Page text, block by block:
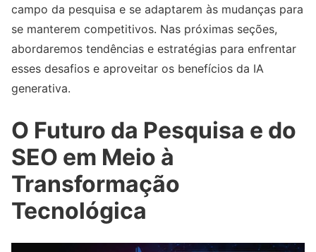
campo da pesquisa e se adaptarem às mudanças para
se manterem competitivos. Nas próximas seções,
abordaremos tendências e estratégias para enfrentar
esses desafios e aproveitar os benefícios da IA
generativa.
O Futuro da Pesquisa e do
SEO em Meio à
Transformação
Tecnológica